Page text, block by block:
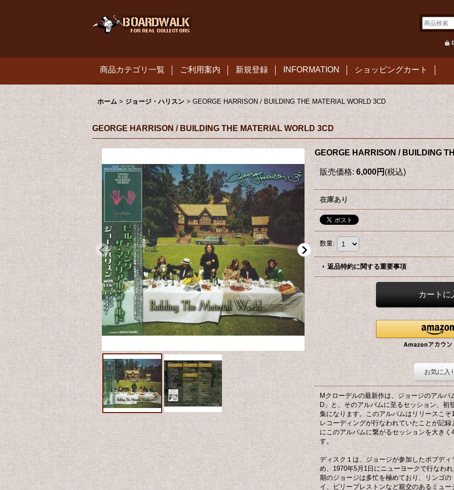
商品カテゴリ一覧 ご利用案内 新規登録 INFORMATION ショッピングカート
ホーム > ジョージ・ハリスン > GEORGE HARRISON / BUILDING THE MATERIAL WORLD 3CD
GEORGE HARRISON / BUILDING THE MATERIAL WORLD 3CD
GEORGE HARRISON / BUILDING
販売価格: 6,000円 (税込)
在庫あり
数量:
返品特約に関する重要事項
お気に入
Mクローデルの最新作は、ジョージのアル
D」と、そのアルバムに至るセッション、初
集になります。このアルバムはリリースこ
レコーディングが行なわれていたことが記
にこのアルバムに繋がるセッションを大き
す。
ディスク１は、ジョージが参加したボブデ
め、1970年5月1日にニューヨークで行なわ
期のジョージは多忙を極めており、リンゴ
イ、ビリープレストンなど親交のあるミュ